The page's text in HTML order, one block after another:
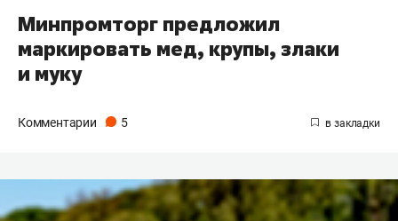
Минпромторг предложил
маркировать мед, крупы, злаки
и муку
Комментарии 5